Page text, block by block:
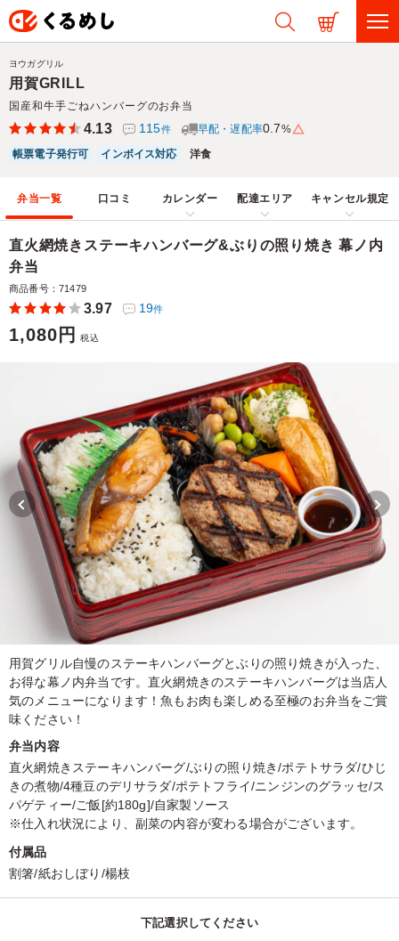
用賀GRILL
国産和牛手ごねハンバーグのお弁当
ヨウガグリル
4.13 115件 早配・遅配率0.7%
帳票電子発行可
インボイス対応 洋食
弁当一覧 口コミ カレンダー 配達エリア キャンセル規定
直火網焼きステーキハンバーグ&ぶりの照り焼き 幕ノ内
弁当
商品番号：71479
3.97 19件
1,080円 税込
用賀グリル自慢のステーキハンバーグとぶりの照り焼きが入った、
お得な幕ノ内弁当です。直火網焼きのステーキハンバーグは当店人
気のメニューになります！魚もお肉も楽しめる至極のお弁当をご賞
味ください！
弁当内容
直火網焼きステーキハンバーグ/ぶりの照り焼き/ポテトサラダ/ひじ
きの煮物/4種豆のデリサラダ/ポテトフライ/ニンジンのグラッセ/ス
パゲティー/ご飯[約180g]/自家製ソース
※仕入れ状況により、副菜の内容が変わる場合がございます。
付属品
割箸/紙おしぼり/楊枝
下記選択してください